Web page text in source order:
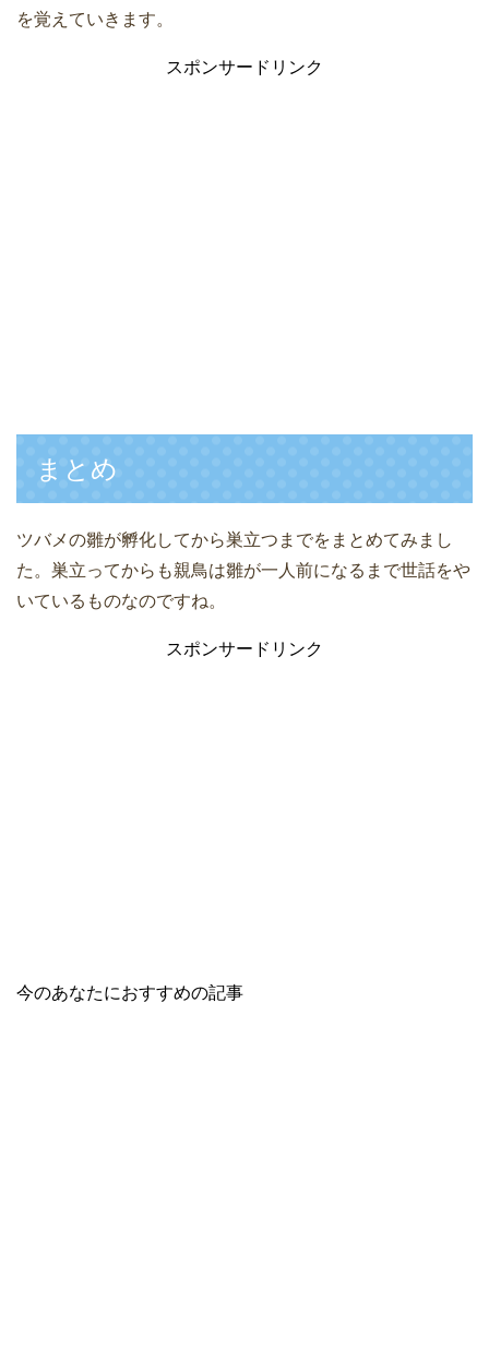
を覚えていきます。
スポンサードリンク
まとめ
ツバメの雛が孵化してから巣立つまでをまとめてみまし
た。巣立ってからも親鳥は雛が一人前になるまで世話をや
いているものなのですね。
スポンサードリンク
今のあなたにおすすめの記事